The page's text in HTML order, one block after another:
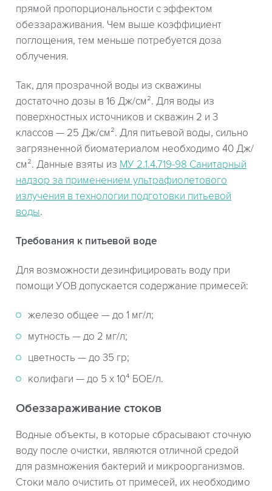
прямой пропорциональности с эффектом
обеззараживания. Чем выше коэффициент
поглощения, тем меньше потребуется доза
облучения.
Так, для прозрачной воды из скважины
достаточно дозы в 16 Дж/см². Для воды из
поверхностных источников и скважин 2 и 3
классов — 25 Дж/см². Для питьевой воды, сильно
загрязненной биоматериалом необходимо 40 Дж/
см². Данные взяты из МУ 2.1.4.719-98 Санитарный
надзор за применением ультрафиолетового
излучения в технологии подготовки питьевой
воды.
Требования к питьевой воде
Для возможности дезинфицировать воду при
помощи УОВ допускается содержание примесей:
железо общее — до 1 мг/л;
мутность — до 2 мг/л;
цветность — до 35 гр;
колифаги — до 5 х 10⁴ БОЕ/л.
Обеззараживание стоков
Водные объекты, в которые сбрасывают сточную
воду после очистки, являются отличной средой
для размножения бактерий и микроорганизмов.
Стоки мало очистить от примесей, их необходимо